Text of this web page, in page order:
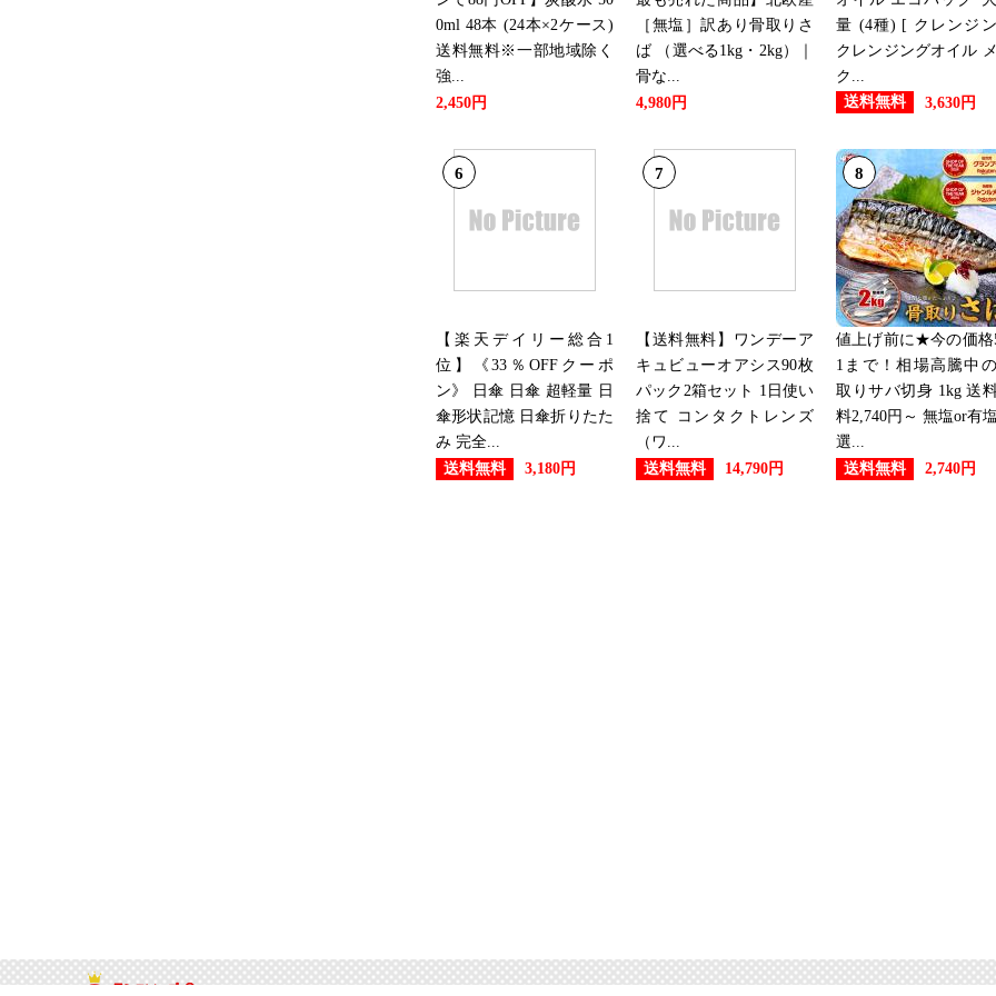
0ml 48本 (24本×2ケース)
送料無料※一部地域除く
強...
2,450円
［無塩］訳あり骨取りさ
ば （選べる1kg・2kg）｜
骨な...
4,980円
量 (4種) [ クレンジ
クレンジングオイル
ク...
送料無料
3,630円
6
【楽天デイリー総合1
位】《33％OFFクーポ
ン》 日傘 日傘 超軽量 日
傘形状記憶 日傘折りたた
み 完全...
送料無料
3,180円
7
【送料無料】ワンデーア
キュビューオアシス90枚
パック2箱セット 1日使い
捨て コンタクトレンズ
（ワ...
送料無料
14,790円
8
値上げ前に★今の価格
1まで！相場高騰中
取りサバ切身 1kg 送
料2,740円～ 無塩or有
選...
送料無料
2,740円